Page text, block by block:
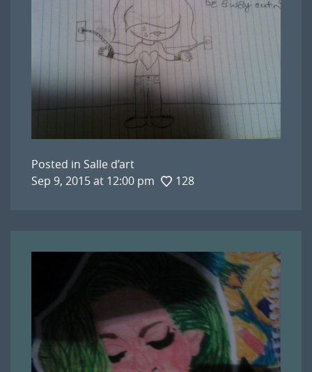
Posted in Salle d’art
Sep 9, 2015 at 12:00 pm
128